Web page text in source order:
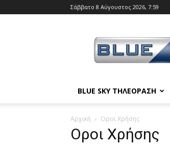
Σάββατο 8 Αύγουστος 2026, 7:59
SKY
BLUE SKY ΤΗΛΕΟΡΑΣΗ
Αρχική Οροι Χρήσης
Οροι Χρήσης